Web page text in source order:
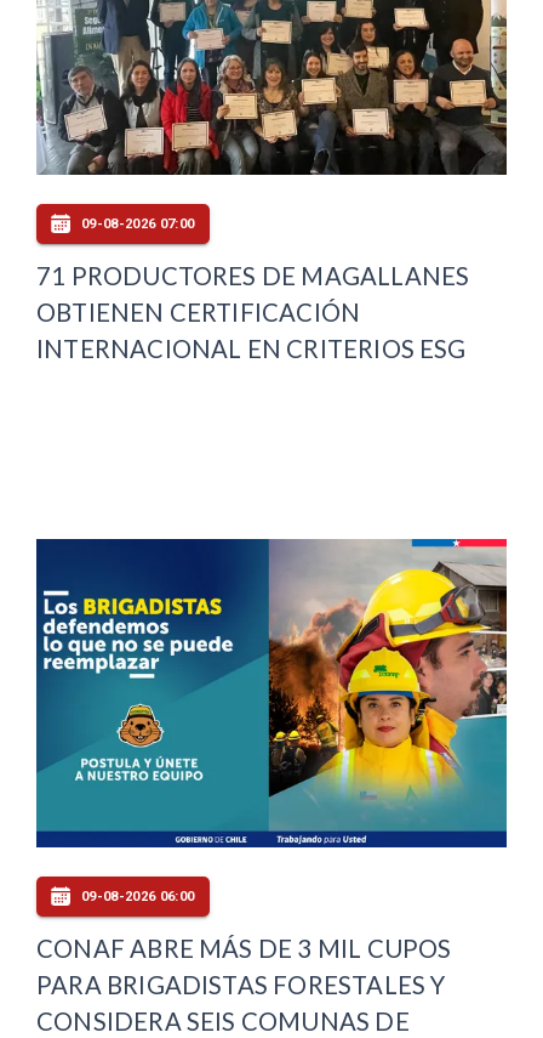
09-08-2026 07:00
71 PRODUCTORES DE MAGALLANES
OBTIENEN CERTIFICACIÓN
INTERNACIONAL EN CRITERIOS ESG
09-08-2026 06:00
CONAF ABRE MÁS DE 3 MIL CUPOS
PARA BRIGADISTAS FORESTALES Y
CONSIDERA SEIS COMUNAS DE